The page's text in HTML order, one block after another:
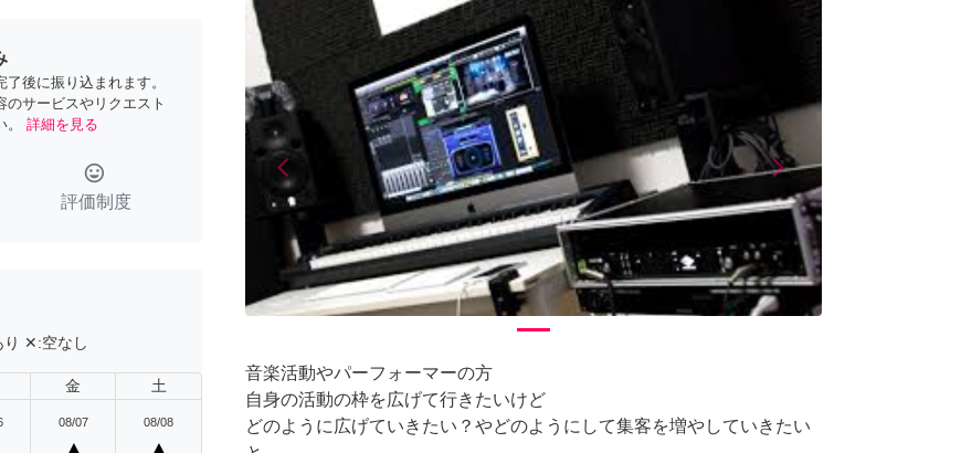
後に振り込まれます。
サービスやリクエスト
詳細を見る
tag_faces
評価制度
✕:空なし
金 土
08/07
▲
08/08
▲
arrow_back_iosPrevious arrow_forward_iosNext
音楽活動やパーフォーマーの方
自身の活動の枠を広げて行きたいけど
どのように広げていきたい？やどのようにして集客を増やしていきたい